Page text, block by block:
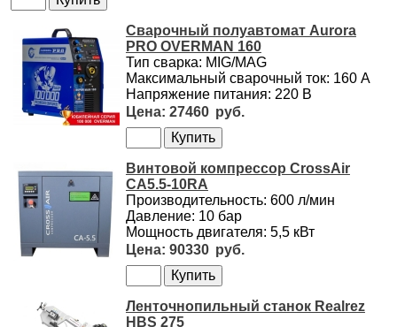
Сварочный полуавтомат Aurora
PRO OVERMAN 160
Тип сварка: MIG/MAG
Максимальный сварочный ток: 160 А
Напряжение питания: 220 В
27460
Винтовой компрессор CrossAir
CA5.5-10RA
Производительность: 600 л/мин
Давление: 10 бар
Мощность двигателя: 5,5 кВт
90330
Ленточнопильный станок Realrez
HBS 275